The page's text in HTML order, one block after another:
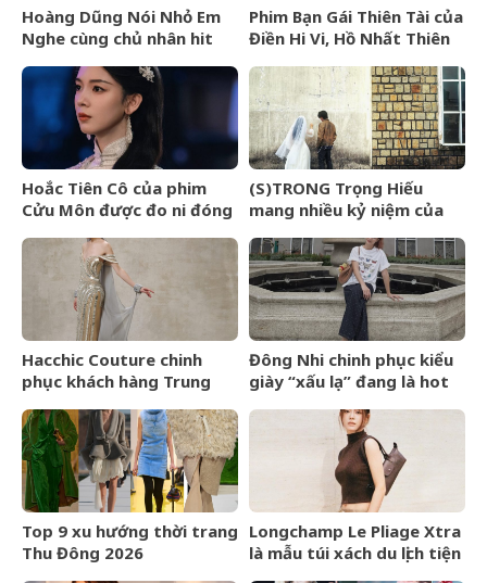
Hoàng Dũng Nói Nhỏ Em
Nghe cùng chủ nhân hit
Phim Bạn Gái Thiên Tài của
Điền Hi Vi, Hồ Nhất Thiên
kịch bản phi lý
Hoắc Tiên Cô của phim
Cửu Môn được đo ni đóng
(S)TRONG Trọng Hiếu
mang nhiều kỷ niệm của
vẫn yêu em) đến giây cuối
cùng
Hacchic Couture chinh
phục khách hàng Trung
thảo
Đông Nhi chinh phục kiểu
giày “xấu lạ” đang là hot
Top 9 xu hướng thời trang
Thu Đông 2026
Longchamp Le Pliage Xtra
là mẫu túi xách du lịch tiện